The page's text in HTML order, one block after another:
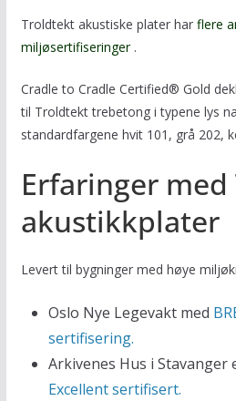
Troldtekt akustiske plater harflere
miljøsertifiseringer .
Cradle to Cradle Certified® Gold
til Troldtekt trebetong i typene lys
standardfargene hvit 101, grå 202,
Erfaringer
akustikkplater
Levert til bygninger med høye
Oslo Nye Legevakt med
sertifisering.
Arkivenes Hus i Stavanger
Excellent sertifisert.